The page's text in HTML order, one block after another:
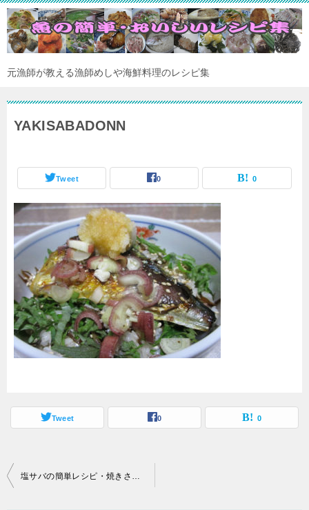
元漁師が教える漁師めしや海鮮料理のレシピ集
YAKISABADONN
Tweet 0 0
Tweet 0 0
投
塩サバの簡単レシピ・焼きさば丼